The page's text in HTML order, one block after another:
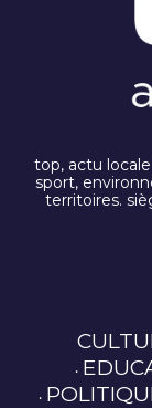
top, actu
sport,
territoires.